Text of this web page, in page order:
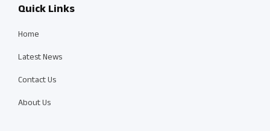
Quick Links
Home
Latest News
Contact Us
About Us